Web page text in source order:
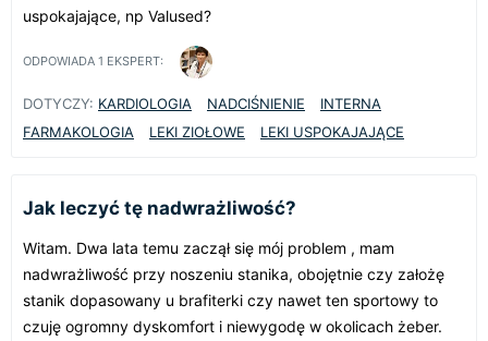
uspokajające, np Valused?
ODPOWIADA 1 EKSPERT:
DOTYCZY: KARDIOLOGIA NADCIŚNIENIE
INTERNA
FARMAKOLOGIA
LEKI ZIOŁOWE LEKI USPOKAJAJĄCE
Jak leczyć tę nadwrażliwość?
Witam. Dwa lata temu zaczął się mój problem , mam
nadwrażliwość przy noszeniu stanika, obojętnie czy założę
stanik dopasowany u brafiterki czy nawet ten sportowy to
czuję ogromny dyskomfort i niewygodę w okolicach żeber.